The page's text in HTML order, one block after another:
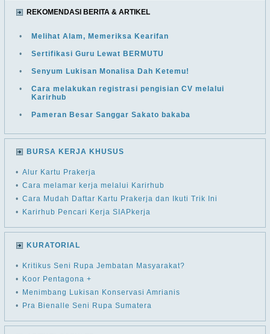
REKOMENDASI BERITA & ARTIKEL
• Melihat Alam, Memeriksa Kearifan
• Sertifikasi Guru Lewat BERMUTU
• Senyum Lukisan Monalisa Dah Ketemu!
•
Cara melakukan registrasi pengisian CV melalui
Karirhub
• Pameran Besar Sanggar Sakato bakaba
BURSA KERJA KHUSUS
• Alur Kartu Prakerja
• Cara melamar kerja melalui Karirhub
• Cara Mudah Daftar Kartu Prakerja dan Ikuti Trik Ini
•
Karirhub Pencari Kerja SIAPkerja
KURATORIAL
•
Kritikus Seni Rupa Jembatan Masyarakat?
•
Koor Pentagona +
•
Menimbang Lukisan Konservasi Amrianis
•
Pra Bienalle Seni Rupa Sumatera